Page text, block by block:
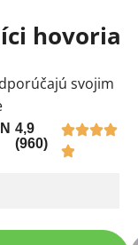
hovoria
svojim
4,9
(960)